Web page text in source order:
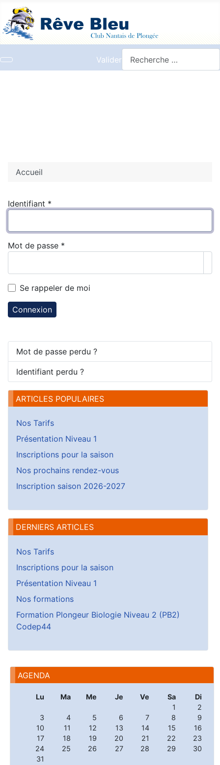
Valider
AGENDA
Lu Ma Me Je Ve Sa
Di
1
2
3
4 5 6 7 8
9
10
11 12 13 14 15
16
17
18 19 20 21 22
23
24
25 26 27 28 29
30
31
Accueil
Identifiant *
Mot de passe *
Se rappeler de moi
Connexion
Mot de passe perdu ?
Identifiant perdu ?
ARTICLES POPULAIRES
Nos Tarifs
Présentation Niveau 1
Inscriptions pour la saison
Nos prochains rendez-vous
Inscription saison 2026-2027
DERNIERS ARTICLES
Nos Tarifs
Inscriptions pour la saison
Présentation Niveau 1
Nos formations
Formation Plongeur Biologie Niveau 2 (PB2)
Codep44